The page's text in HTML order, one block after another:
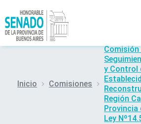
INSTITUCIÓN
SECRETARÍAS
PRENSA
Inicio Comisiones
Comisión
y Control
Región
Provincia
Ley